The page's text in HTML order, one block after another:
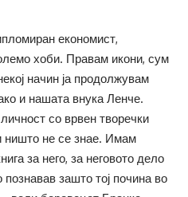
економист,
хоби. Правам икони, сум
начин ја продолжувам
и нашата внука Ленче.
со врвен творечки
ништо не се знае. Имам
за него, за неговото дело
зашто тој почина во